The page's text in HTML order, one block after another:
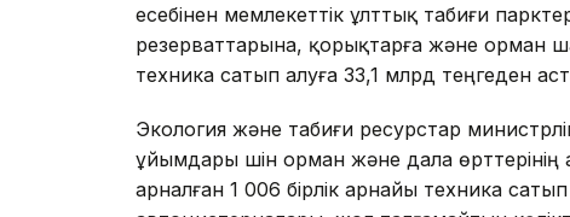
есебінен мемлекеттік ұлттық табиғи
резерваттарына, қорықтарға және орман
техника сатып алуға 33,1 млрд теңгеден
Экология және табиғи ресурстар
ұйымдары үшін орман және дала
арналған 1 006 бірлік арнайы техника